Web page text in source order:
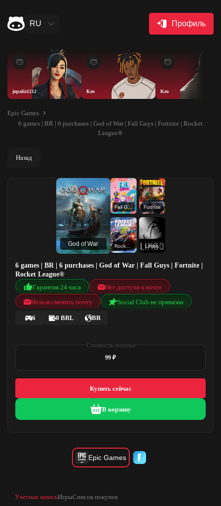
RU Профиль
jopaliz1212 Kzo Kzo
Epic Games
6 games | BR | 6 purchases | God of War | Fall Guys | Fortnite | Rocket
League®
Назад
God of War
Fall Guys Fortnite
Rocket League® Limbo
6 games | BR | 6 purchases | God of War | Fall Guys | Fortnite |
Rocket League®
Гарантия 24 часа
Нет доступа к почте
Нельзя сменить почту
Social Club не привязан
6 0 BRL BR
Стоимость покупки
99 ₽
Купить сейчас
В корзину
Epic Games
Учетная записьИгрыСписок покупок